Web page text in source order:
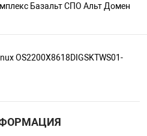
Базальт СПО Альт Домен
OS2200X8618DIGSKTWS01-